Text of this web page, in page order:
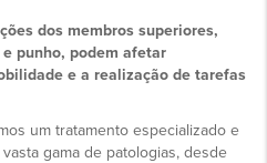
dos membros superiores,
punho, podem afetar
e a realização de tarefas
um tratamento especializado e
gama de patologias, desde